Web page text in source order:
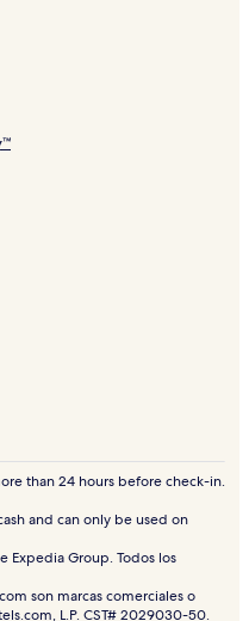
than 24 hours before check-in.
and can only be used on
Expedia Group. Todos los
son marcas comerciales o
L.P. CST# 2029030-50.